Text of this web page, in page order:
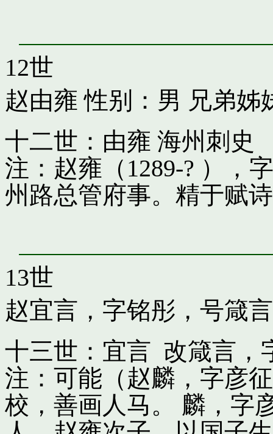
12世
赵由雍 性别：男 兄弟姊
十二世：由雍 海州刺史
注：赵雍（1289-? ），
州路总管府事。精于赋
13世
赵宜言，字铭彤，号箴言
十三世：宜言 改箴言，
注：可能（赵麟，字彦
校，善画人马。 麟，字